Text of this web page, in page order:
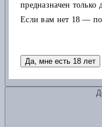
предназначен только
Если вам нет 18 —
Да, мне есть 18 лет